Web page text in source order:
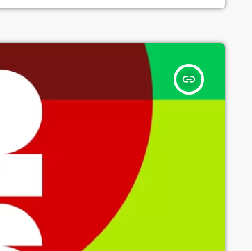
insert_link